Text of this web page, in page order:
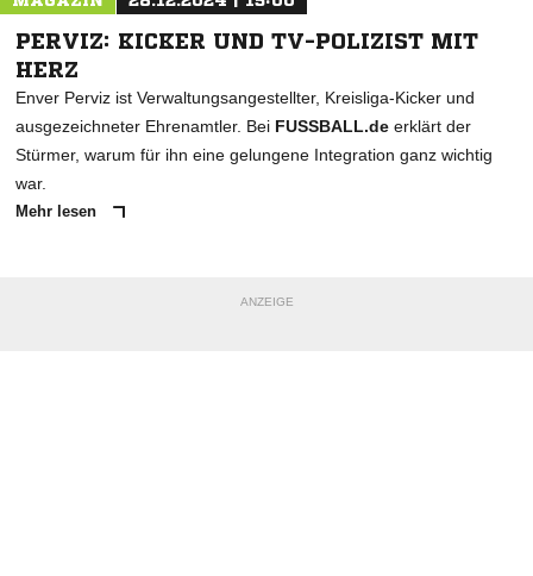
PERVIZ: KICKER UND TV-POLIZIST MIT
HERZ
Enver Perviz ist Verwaltungsangestellter, Kreisliga-Kicker und
ausgezeichneter Ehrenamtler. Bei FUSSBALL.de erklärt der
Stürmer, warum für ihn eine gelungene Integration ganz wichtig
war.
Mehr lesen
ANZEIGE